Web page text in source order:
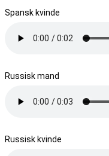
Spansk kvinde
Russisk mand
Russisk kvinde